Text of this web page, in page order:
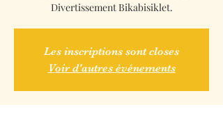
Divertissement Bikabisiklet.
Les inscriptions sont closes
Voir d'autres événements